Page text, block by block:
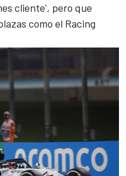
cliente', pero que
como el Racing